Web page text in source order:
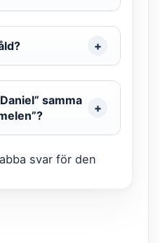
samma
svar för den